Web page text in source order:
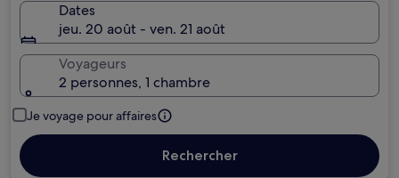
Dates
jeu. 20 août - ven. 21 août
Voyageurs
2 personnes, 1 chambre
Je voyage pour affaires
Rechercher